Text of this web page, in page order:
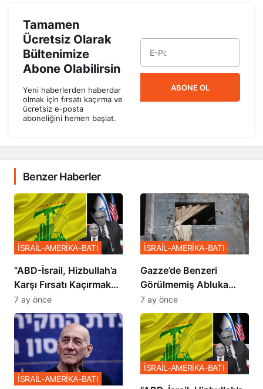
Tamamen
Ücretsiz Olarak
Bültenimize
Abone Olabilirsin
Yeni haberlerden haberdar
olmak için fırsatı kaçırma ve
ücretsiz e-posta
aboneliğini hemen başlat.
ABONE OL
Benzer Haberler
​​​​​​​”ABD-İsrail, Hizbullah’a
Karşı Fırsatı Kaçırmak
İstemiyor”
İSRAİL-AMERİKA-BATI
7 ay önce
​​​​​​​Gazze’de Benzeri
Görülmemiş Abluka
Planı
İSRAİL-AMERİKA-BATI
7 ay önce
İSRAİL-AMERİKA-BATI
İSRAİL-AMERİKA-BATI